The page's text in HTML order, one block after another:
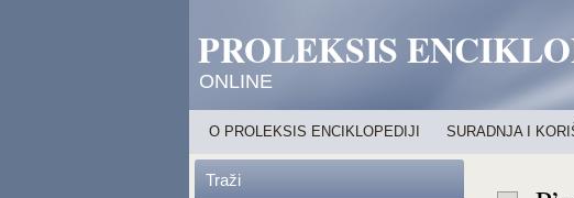
PROLEKSIS
ONLINE
O PROLEKSIS ENCIKLOPEDIJI SURADNJA I
Traži